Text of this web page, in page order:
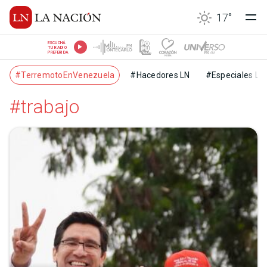
17°
ESCUCHÁ
TU RADIO
PREFERIDA
#TerremotoEnVenezuela #Hacedores LN #Especiales LN
#trabajo